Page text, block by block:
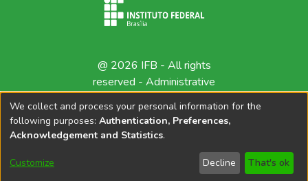
@ 2026 IFB - All rights
reserved - Administrative
We collect and process your personal information for the
following purposes: Authentication, Preferences,
Acknowledgement and Statistics.
Customize Decline That's ok